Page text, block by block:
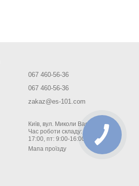
067 460-56-36
067 460-56-36
zakaz@es-101.com
Київ, вул. Миколи Василенка 1 ;
Час роботи складу: пн-чт: 9:00-
17:00, пт: 9:00-16:00
Мапа проїзду